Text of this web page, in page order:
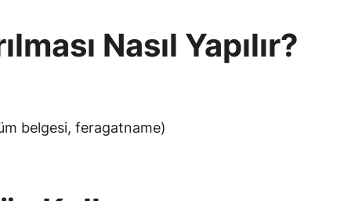
Nasıl Yapılır?
belgesi, feragatname)